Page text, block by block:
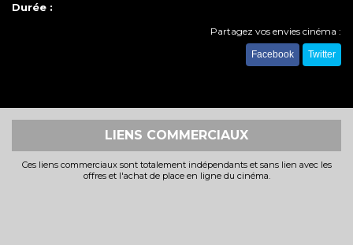
Durée :
Partagez vos envies cinéma :
Facebook Twitter
LIENS COMMERCIAUX
Ces liens commerciaux sont totalement indépendants et sans lien avec les
offres et l'achat de place en ligne du cinéma.